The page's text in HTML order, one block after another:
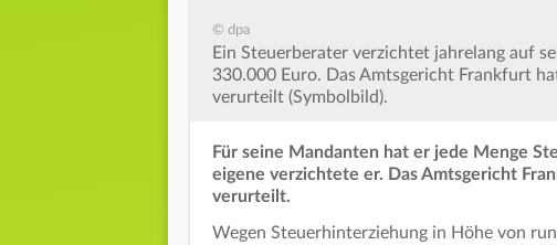
© dpa
Ein Steuerberater verzichtet jahrelang auf
330.000 Euro. Das Amtsgericht Frankfurt
verurteilt (Symbolbild).
Für seine Mandanten hat er jede Menge
eigene verzichtete er. Das Amtsgericht
verurteilt.
Wegen Steuerhinterziehung in Höhe von